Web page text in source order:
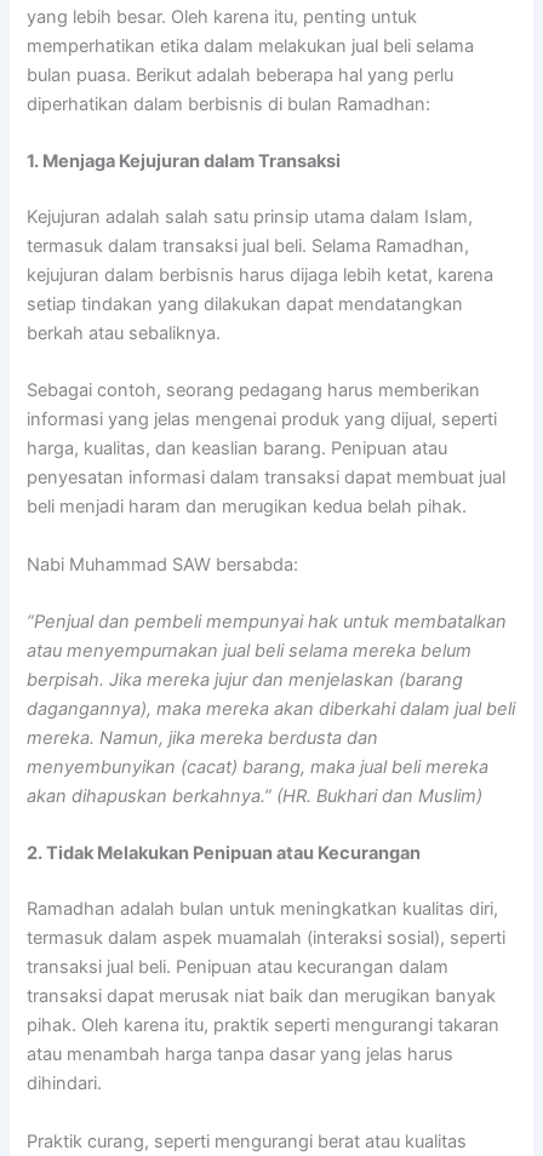
yang lebih besar. Oleh karena itu, penting untuk
memperhatikan etika dalam melakukan jual beli selama
bulan puasa. Berikut adalah beberapa hal yang perlu
diperhatikan dalam berbisnis di bulan Ramadhan:
1. Menjaga Kejujuran dalam Transaksi
Kejujuran adalah salah satu prinsip utama dalam Islam,
termasuk dalam transaksi jual beli. Selama Ramadhan,
kejujuran dalam berbisnis harus dijaga lebih ketat, karena
setiap tindakan yang dilakukan dapat mendatangkan
berkah atau sebaliknya.
Sebagai contoh, seorang pedagang harus memberikan
informasi yang jelas mengenai produk yang dijual, seperti
harga, kualitas, dan keaslian barang. Penipuan atau
penyesatan informasi dalam transaksi dapat membuat jual
beli menjadi haram dan merugikan kedua belah pihak.
Nabi Muhammad SAW bersabda:
“Penjual dan pembeli mempunyai hak untuk membatalkan
atau menyempurnakan jual beli selama mereka belum
berpisah. Jika mereka jujur dan menjelaskan (barang
dagangannya), maka mereka akan diberkahi dalam jual beli
mereka. Namun, jika mereka berdusta dan
menyembunyikan (cacat) barang, maka jual beli mereka
akan dihapuskan berkahnya.” (HR. Bukhari dan Muslim)
2. Tidak Melakukan Penipuan atau Kecurangan
Ramadhan adalah bulan untuk meningkatkan kualitas diri,
termasuk dalam aspek muamalah (interaksi sosial), seperti
transaksi jual beli. Penipuan atau kecurangan dalam
transaksi dapat merusak niat baik dan merugikan banyak
pihak. Oleh karena itu, praktik seperti mengurangi takaran
atau menambah harga tanpa dasar yang jelas harus
dihindari.
Praktik curang, seperti mengurangi berat atau kualitas